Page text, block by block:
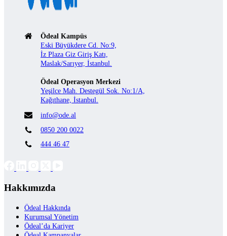
Ödeal Kampüs
Eski Büyükdere Cd. No:9,
İz Plaza Giz Giriş Katı,
Maslak/Sarıyer, İstanbul.
Ödeal Operasyon Merkezi
Yeşilce Mah. Destegül Sok. No:1/A,
Kağıthane, İstanbul.
info@ode.al
0850 200 0022
444 46 47
Hakkımızda
Ödeal Hakkında
Kurumsal Yönetim
Ödeal’da Kariyer